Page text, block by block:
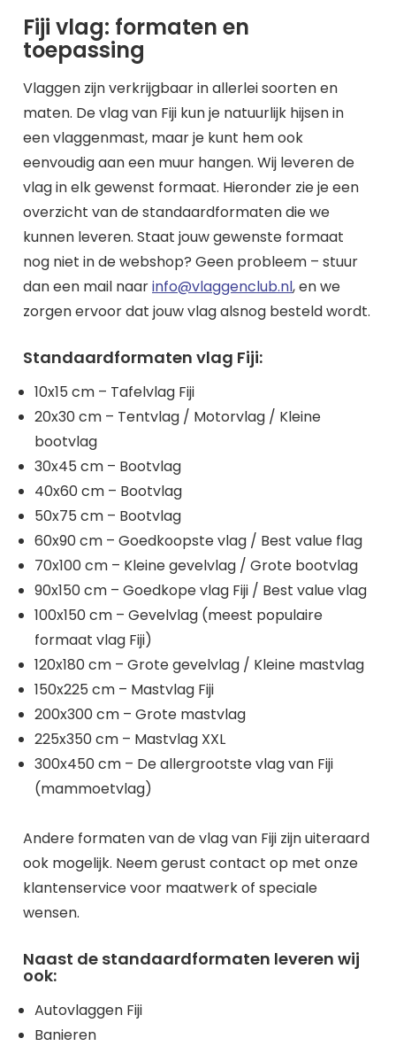
Fiji vlag: formaten en
toepassing
Vlaggen zijn verkrijgbaar in allerlei soorten en
maten. De vlag van Fiji kun je natuurlijk hijsen in
een vlaggenmast, maar je kunt hem ook
eenvoudig aan een muur hangen. Wij leveren de
vlag in elk gewenst formaat. Hieronder zie je een
overzicht van de standaardformaten die we
kunnen leveren. Staat jouw gewenste formaat
nog niet in de webshop? Geen probleem – stuur
dan een mail naarinfo@vlaggenclub.nl, en we
zorgen ervoor dat jouw vlag alsnog besteld wordt.
Standaardformaten vlag Fiji:
10x15 cm – Tafelvlag Fiji
20x30 cm – Tentvlag / Motorvlag / Kleine
bootvlag
30x45 cm – Bootvlag
40x60 cm – Bootvlag
50x75 cm – Bootvlag
60x90 cm – Goedkoopste vlag / Best value flag
70x100 cm – Kleine gevelvlag / Grote bootvlag
90x150 cm – Goedkope vlag Fiji / Best value vlag
100x150 cm – Gevelvlag (meest populaire
formaat vlag Fiji)
120x180 cm – Grote gevelvlag / Kleine mastvlag
150x225 cm – Mastvlag Fiji
200x300 cm – Grote mastvlag
225x350 cm – Mastvlag XXL
300x450 cm – De allergrootste vlag van Fiji
(mammoetvlag)
Andere formaten van de vlag van Fiji zijn uiteraard
ook mogelijk. Neem gerust contact op met onze
klantenservice voor maatwerk of speciale
wensen.
Naast de standaardformaten leveren wij
ook:
Autovlaggen Fiji
Banieren